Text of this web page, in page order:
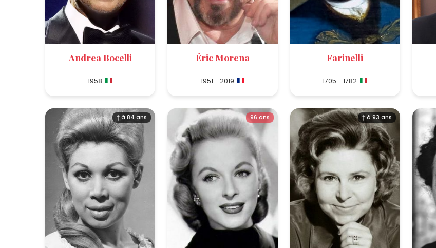
Andrea Bocelli
1958
Éric Morena
1951 - 2019
Farinelli
1705 - 1782
† à 84 ans 96 ans † à 93 ans